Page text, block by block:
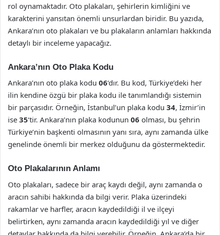
rol oynamaktadır. Oto plakaları, şehirlerin kimliğini ve
karakterini yansıtan önemli unsurlardan biridir. Bu yazıda,
Ankara’nın oto plakaları ve bu plakaların anlamları hakkında
detaylı bir inceleme yapacağız.
Ankara’nın Oto Plaka Kodu
Ankara’nın oto plaka kodu 06‘dır. Bu kod, Türkiye’deki her
ilin kendine özgü bir plaka kodu ile tanımlandığı sistemin
bir parçasıdır. Örneğin, İstanbul’un plaka kodu 34, İzmir’in
ise 35‘tir. Ankara’nın plaka kodunun 06 olması, bu şehrin
Türkiye’nin başkenti olmasının yanı sıra, aynı zamanda ülke
genelinde önemli bir merkez olduğunu da göstermektedir.
Oto Plakalarının Anlamı
Oto plakaları, sadece bir araç kaydı değil, aynı zamanda o
aracın sahibi hakkında da bilgi verir. Plaka üzerindeki
rakamlar ve harfler, aracın kaydedildiği il ve ilçeyi
belirtirken, aynı zamanda aracın kaydedildiği yıl ve diğer